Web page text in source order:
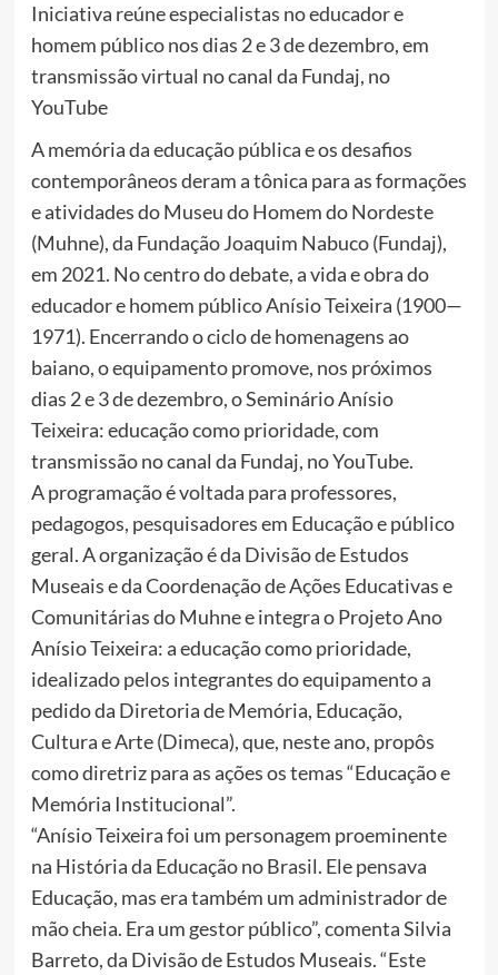
Iniciativa reúne especialistas no educador e
homem público nos dias 2 e 3 de dezembro, em
transmissão virtual no canal da Fundaj, no
YouTube
A memória da educação pública e os desafios
contemporâneos deram a tônica para as formações
e atividades do Museu do Homem do Nordeste
(Muhne), da Fundação Joaquim Nabuco (Fundaj),
em 2021. No centro do debate, a vida e obra do
educador e homem público Anísio Teixeira (1900—
1971). Encerrando o ciclo de homenagens ao
baiano, o equipamento promove, nos próximos
dias 2 e 3 de dezembro, o Seminário Anísio
Teixeira: educação como prioridade, com
transmissão no canal da Fundaj, no YouTube.
A programação é voltada para professores,
pedagogos, pesquisadores em Educação e público
geral. A organização é da Divisão de Estudos
Museais e da Coordenação de Ações Educativas e
Comunitárias do Muhne e integra o Projeto Ano
Anísio Teixeira: a educação como prioridade,
idealizado pelos integrantes do equipamento a
pedido da Diretoria de Memória, Educação,
Cultura e Arte (Dimeca), que, neste ano, propôs
como diretriz para as ações os temas “Educação e
Memória Institucional”.
“Anísio Teixeira foi um personagem proeminente
na História da Educação no Brasil. Ele pensava
Educação, mas era também um administrador de
mão cheia. Era um gestor público”, comenta Silvia
Barreto, da Divisão de Estudos Museais. “Este